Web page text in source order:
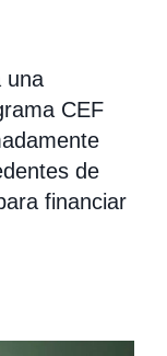
una
CEF
de
financiar